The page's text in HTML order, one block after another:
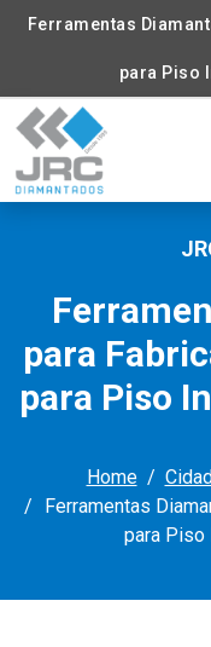
Ferramentas
para Piso
para
para Piso
Home
Ferramentas
para Piso